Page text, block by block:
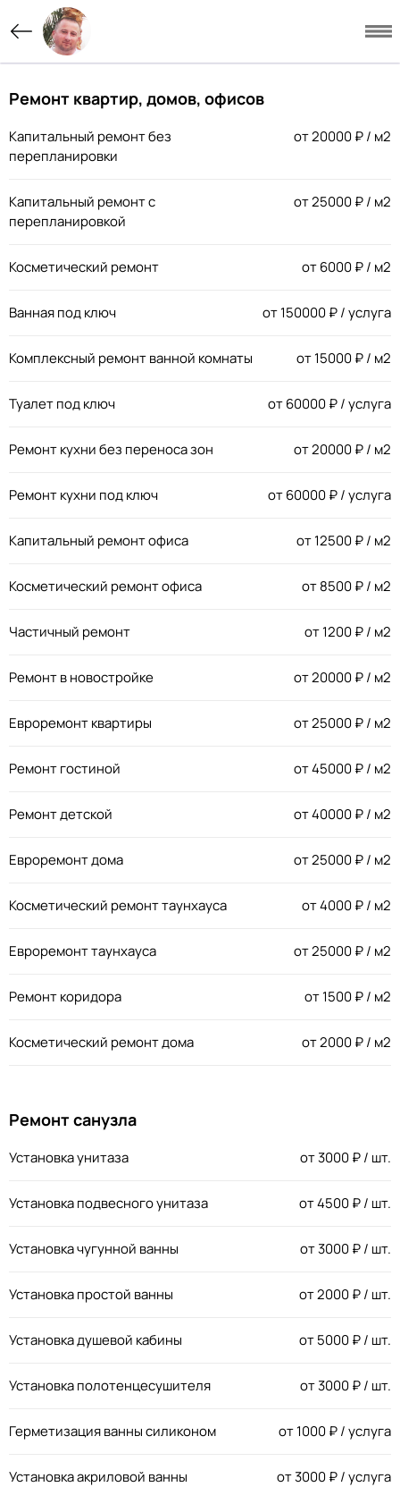
Ремонт квартир, домов, офисов
Капитальный ремонт без
перепланировки
от20000₽ / м2
Капитальный ремонт с
перепланировкой
от25000₽ / м2
Косметический ремонт от6000₽ / м2
Ванная под ключ от150000₽ / услуга
Комплексный ремонт ванной комнаты от15000₽ / м2
Туалет под ключ от60000₽ / услуга
Ремонт кухни без переноса зон от20000₽ / м2
Ремонт кухни под ключ от60000₽ / услуга
Капитальный ремонт офиса от12500₽ / м2
Косметический ремонт офиса от8500₽ / м2
Частичный ремонт от1200₽ / м2
Ремонт в новостройке от20000₽ / м2
Евроремонт квартиры от25000₽ / м2
Ремонт гостиной от45000₽ / м2
Ремонт детской от40000₽ / м2
Евроремонт дома от25000₽ / м2
Косметический ремонт таунхауса от4000₽ / м2
Евроремонт таунхауса от25000₽ / м2
Ремонт коридора от1500₽ / м2
Косметический ремонт дома от2000₽ / м2
Ремонт санузла
Установка унитаза от3000₽ / шт.
Установка подвесного унитаза от4500₽ / шт.
Установка чугунной ванны от3000₽ / шт.
Установка простой ванны от2000₽ / шт.
Установка душевой кабины от5000₽ / шт.
Установка полотенцесушителя от3000₽ / шт.
Герметизация ванны силиконом от1000₽ / услуга
Установка акриловой ванны от3000₽ / услуга